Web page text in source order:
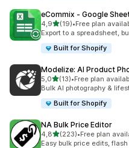
eCommix ‑ Google
4,9av 5 stjerner
(19)
Totalt 19 omtaler
•Free plan
Export to a spreadsheet,
Built for Shopify
Modelize: AI Product
5,0av 5 stjerner
(13)
Totalt 13 omtaler
•Free plan
Bulk AI photography &
Built for Shopify
NA Bulk Price Editor
4,8av 5 stjerner
(223)
Totalt 223 omtaler
•Free plan
Easy bulk price edits,